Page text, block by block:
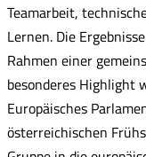
Teamarbeit,
Lernen. Die
Rahmen einer
besonderes Highlight
Europäisches
österreichischen